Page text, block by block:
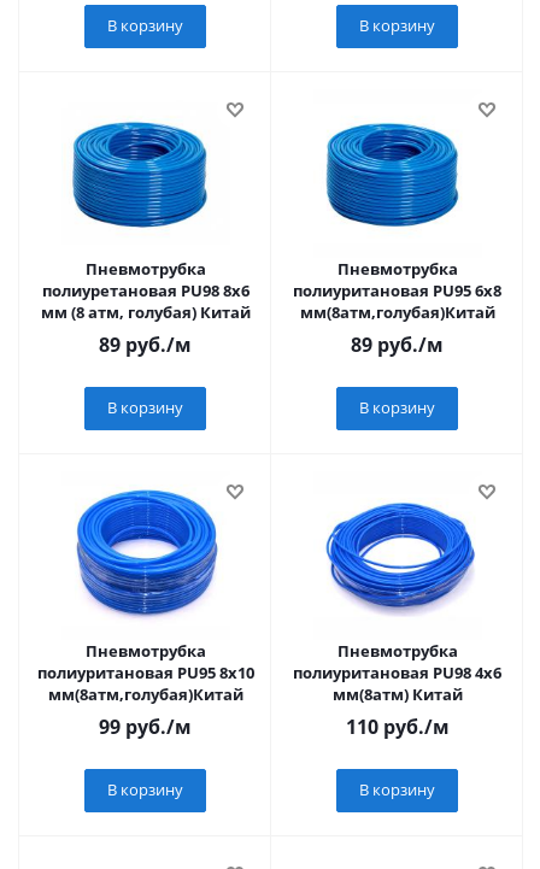
В корзину В корзину
Пневмотрубка
полиуретановая PU98 8х6
мм (8 атм, голубая) Китай
89 руб./м
В корзину
Пневмотрубка
полиуритановая PU95 6х8
мм(8атм,голубая)Китай
89 руб./м
В корзину
Пневмотрубка
полиуритановая PU95 8х10
мм(8атм,голубая)Китай
99 руб./м
В корзину
Пневмотрубка
полиуритановая PU98 4х6
мм(8атм) Китай
110руб./м
В корзину